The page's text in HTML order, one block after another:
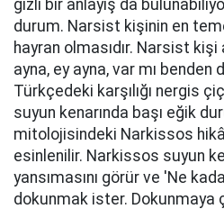
gizli bir anlayış da
durum. Narsist kişinin en
hayran olmasıdır. Narsist kişi
ayna, ey ayna, var mı benden
Türkçedeki karşılığı nergis
suyun kenarında başı eğik
mitolojisindeki Narkissos
esinlenilir. Narkissos suyun
yansımasını görür ve 'Ne
dokunmak ister. Dokunmaya